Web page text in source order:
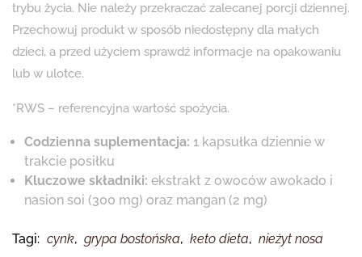
trybu życia. Nie należy przekraczać zalecanej porcji dziennej.
Przechowuj produkt w sposób niedostępny dla małych
dzieci, a przed użyciem sprawdź informacje na opakowaniu
lub w ulotce.
*RWS – referencyjna wartość spożycia.
Codzienna suplementacja: 1 kapsułka dziennie w
trakcie posiłku
Kluczowe składniki: ekstrakt z owoców awokado i
nasion soi (300 mg) oraz mangan (2 mg)
Tagi: cynk, grypa bostońska, keto dieta, nieżyt nosa